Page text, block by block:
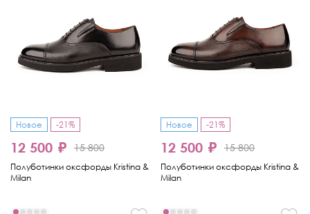
Новое -21%
12 500 ₽ 15 800
Полуботинки оксфорды Kristina &
Milan
Новое -21%
12 500 ₽ 15 800
Полуботинки оксфорды Kristina &
Milan